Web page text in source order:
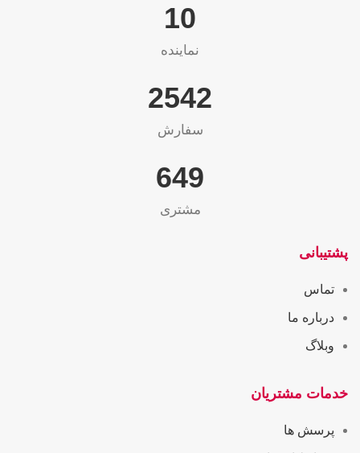
10
نماینده
2565
سفارش
655
مشتری
پشتیبانی
تماس
درباره ما
وبلاگ
خدمات مشتریان
پرسش ها